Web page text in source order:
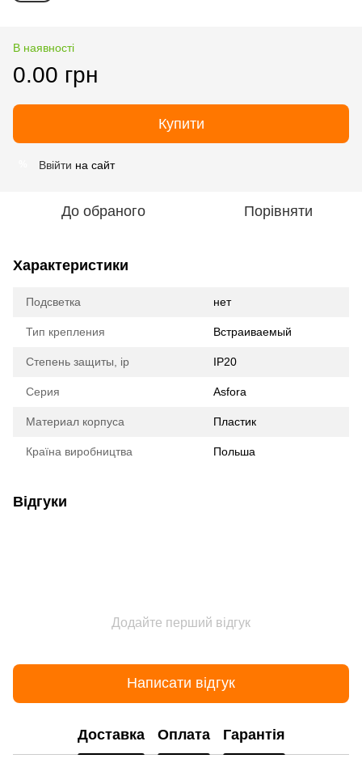
В наявності
0.00 грн
Купити
Ввійти на сайт
До обраного Порівняти
Характеристики
Подсветка нет
Тип крепления Встраиваемый
Степень защиты, ip IP20
Серия Asfora
Материал корпуса Пластик
Країна виробництва Польша
Відгуки
Додайте перший відгук
Написати відгук
Доставка Оплата Гарантія